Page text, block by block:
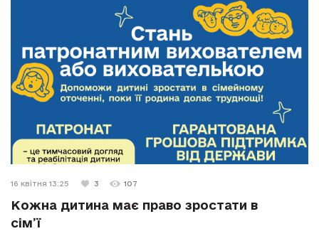
16 квітня 13:25 3 107
Кожна дитина має право зростати в
сім’ї